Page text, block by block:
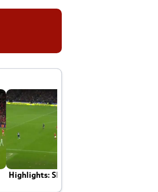
Highlights: Skotland - Danmark 4-2